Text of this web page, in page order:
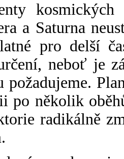
a Saturna
pro delší
neboť je
požadujeme.
po několik
radikálně